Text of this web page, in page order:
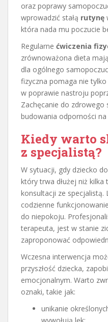
oraz poprawy
wprowadzić stałą rutynę
która nada mu poczucie
Regularne ćwiczenia
zrównoważona dieta
dla ogólnego
fizyczna pomaga nie
w poprawie nastroju
Zachęcanie do zdrowego
budowania odporności
Kiedy warto
z specjalistą?
W sytuacji, gdy dziecko
który trwa dłużej niż
konsultacji ze specjalistą.
codzienne
do niepokoju.
terapeuta, jest w stanie
zaproponować
Wczesna interwencja
przyszłość dziecka,
emocjonalnym. Warto
oznaki, takie jak:
unikanie
wywołują lęk;